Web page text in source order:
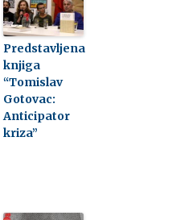
Predstavljena
knjiga
“Tomislav
Gotovac:
Anticipator
kriza”